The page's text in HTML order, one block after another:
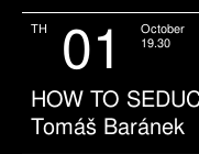
TH 01
October
19.30
HOW TO
Tomáš Baránek